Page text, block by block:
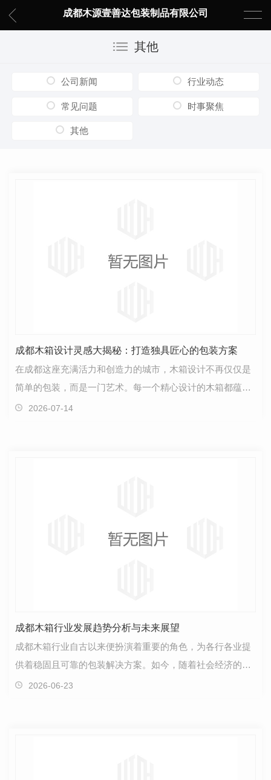
成都木源壹善达包装制品有限公司
其他
公司新闻 行业动态
常见问题 时事聚焦
其他
成都木箱设计灵感大揭秘：打造独具匠心的包装方案
在成都这座充满活力和创造力的城市，木箱设计不再仅仅是
简单的包装，而是一门艺术。每一个精心设计的木箱都蕴含
着无穷的灵感和匠心，为产品增添独特的魅力。成都木…
2026-07-14
成都木箱行业发展趋势分析与未来展望
成都木箱行业自古以来便扮演着重要的角色，为各行各业提
供着稳固且可靠的包装解决方案。如今，随着社会经济的快
速发展和人们对品质生活追求的提升，木箱行业也在不…
2026-06-23